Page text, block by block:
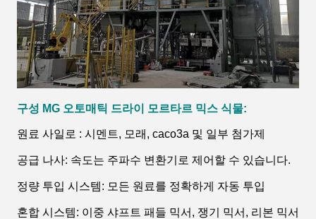
구성 MG 오토매틱 드라이 모르타르 믹스 식물:
원료 사일로 : 시멘트, 모래, caco3a 및 일부 첨가제
공급 나사: 속도는 주파수 변환기로 제어할 수 있습니다.
정량 투입 시스템: 모든 원료를 정확하게 자동 투입
혼합 시스템: 이중 샤프트 패들 믹서, 쟁기 믹서, 리본 믹서